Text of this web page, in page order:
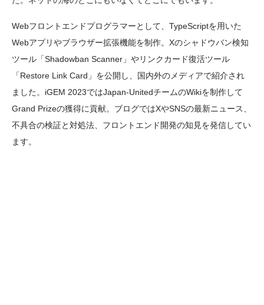
Webフロントエンドプログラマーとして、TypeScriptを用いた
Webアプリやブラウザー拡張機能を制作。Xのシャドウバン検知
ツール「Shadowban Scanner」やリンクカード復活ツール
「Restore Link Card」を公開し、国内外のメディアで紹介され
ました。iGEM 2023ではJapan-UnitedチームのWikiを制作して
Grand Prizeの獲得に貢献。ブログではXやSNSの最新ニュース、
不具合の検証と対処法、フロントエンド開発の知見を発信してい
ます。